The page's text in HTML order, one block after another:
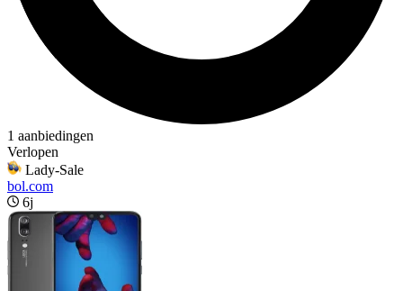
1 aanbiedingen
Verlopen
Lady-Sale
bol.com
6j